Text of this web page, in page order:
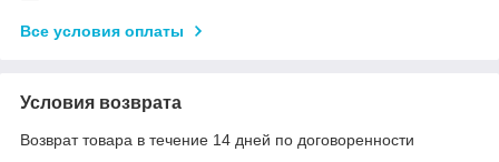
Все условия оплаты
Условия возврата
Возврат товара в течение 14 дней по договоренности